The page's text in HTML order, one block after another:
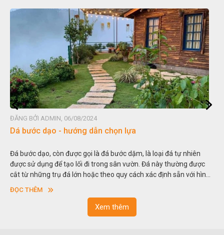
ĐĂNG BỞI ADMIN, 06/08/2024
Dá bước dạo - hướng dẫn chọn lựa
Đá bước dạo, còn được gọi là đá bước dặm, là loại đá tự nhiên
được sử dụng để tạo lối đi trong sân vườn. Đá này thường được
cắt từ những trụ đá lớn hoặc theo quy cách xác định sẵn với hình
vuông hoặc hình chữ nhật và có độ dày khác nhau.
ĐỌC THÊM
Xem thêm